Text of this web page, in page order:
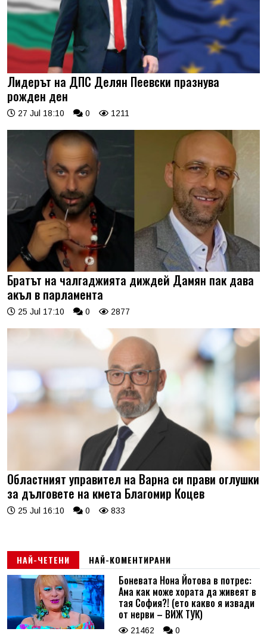
Лидерът на ДПС Делян Пеевски празнува
рожден ден
27 Jul 18:10 0 1211
Братът на чалгаджията диждей Дамян пак дава
акъл в парламента
25 Jul 17:10 0 2877
Областният управител на Варна си прави оглушки
за дълговете на кмета Благомир Коцев
25 Jul 16:10 0 833
НАЙ-ЧЕТЕНИ НАЙ-КОМЕНТИРАНИ
Боневата Нона Йотова в потрес:
Ама как може хората да живеят в
тая София?! (ето какво я извади
от нерви – ВИЖ ТУК)
21462 0